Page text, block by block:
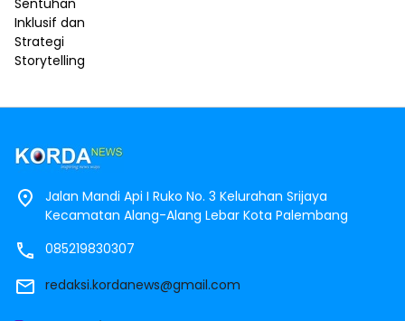
Jalan Mandi Api I Ruko No. 3 Kelurahan Srijaya
Kecamatan Alang-Alang Lebar Kota Palembang
085219830307
redaksi.kordanews@gmail.com